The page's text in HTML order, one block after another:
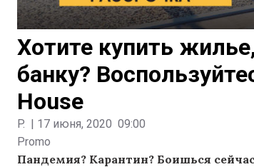
Хотите купить
банку?
House
P. | 17 июня, 2020 09:00
Promo
Пандемия? Карантин? Боишься